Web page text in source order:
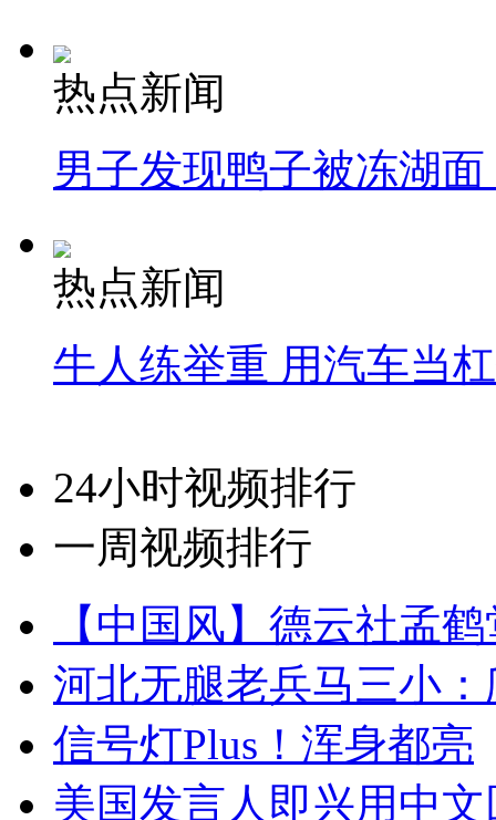
热点新闻
男子发现鸭子被冻湖
热点新闻
牛人练举重 用汽车当
24小时视频排行
一周视频排行
【中国风】德云社孟
河北无腿老兵马三小
信号灯Plus！浑身都亮
美国发言人即兴用中